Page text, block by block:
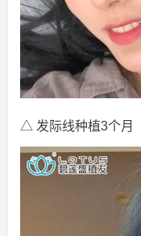
△ 发际线种植3个月